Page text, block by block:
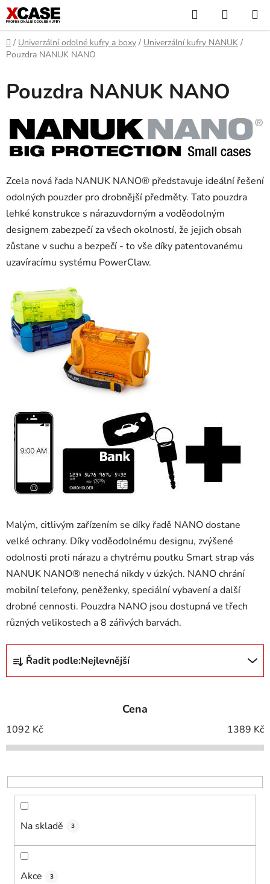
Přejít
na
obsah
Hledat
KOŠÍK
Domů
/ Univerzální odolné kufry a boxy / Univerzální kufry NANUK /
Pouzdra NANUK NANO
Pouzdra NANUK NANO
Zcela nová řada NANUK NANO® představuje ideální řešení
odolných pouzder pro drobnější předměty. Tato pouzdra
lehké konstrukce s nárazuvdorným a voděodolným
designem zabezpečí za všech okolností, že jejich obsah
zůstane v suchu a bezpečí - to vše díky patentovanému
uzavíracímu systému PowerClaw.
Malým, citlivým zařízením se díky řadě NANO dostane
velké ochrany. Díky voděodolnému designu, zvýšené
odolnosti proti nárazu a chytrému poutku Smart strap vás
NANUK NANO® nenechá nikdy v úzkých. NANO chrání
mobilní telefony, peněženky, speciální vybavení a další
drobné cennosti. Pouzdra NANO jsou dostupná ve třech
různých velikostech a 8 zářivých barvách.
z
í
p
o
d
Řadit podle:Nejlevnější
Cena
1092 Kč 1389 Kč
Na skladě 3
Akce 3